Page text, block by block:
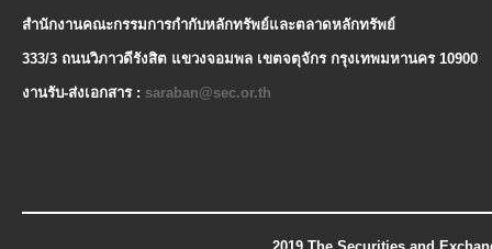
สำนักงานคณะกรรมการกำกับหลักทรัพย์และตลาดหลักทรัพย์
333/3 ถนนวิภาวดีรังสิต แขวงจอมพล เขตจตุจักร กรุงเทพมหานคร 10900
งานรับ-ส่งเอกสาร : saraban@sec.or.th
2019 The Securities and